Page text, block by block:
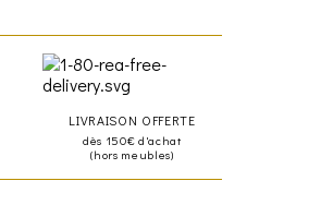
LIVRAISON OFFERTE
dès 150€ d'achat
(hors meubles)